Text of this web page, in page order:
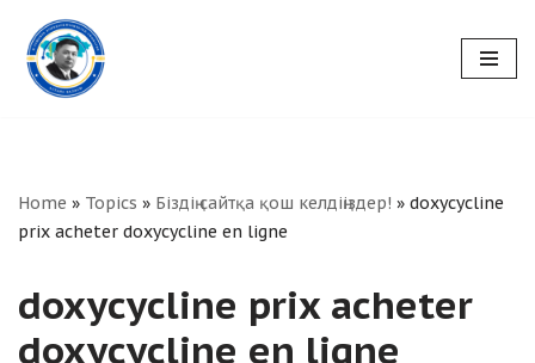
Skip
to
Home » Topics » Біздің сайтқа қош келдіңіздер! » doxycycline
prix acheter doxycycline en ligne
doxycycline prix acheter
doxycycline en ligne